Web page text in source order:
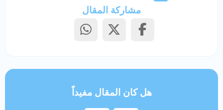
مشاركة المقال
هل كان المقال مفيداً